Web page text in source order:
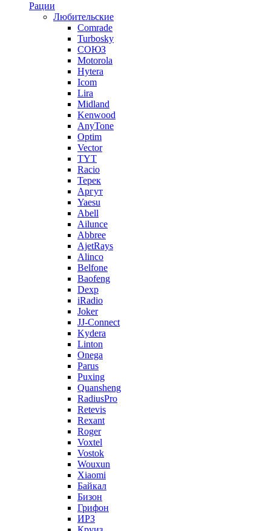
Рации
Любительские
Comrade
Turbosky
СОЮЗ
Motorola
Hytera
Icom
Lira
Midland
Kenwood
AnyTone
Optim
Vector
TYT
Racio
Терек
Аргут
Yaesu
Abell
Ailunce
Abbree
AjetRays
Alinco
Belfone
Baofeng
Dexp
iRadio
Joker
JJ-Connect
Kydera
Linton
Onega
Parus
Puxing
Quansheng
RadiusPro
Retevis
Rexant
Roger
Voxtel
Vostok
Wouxun
Xiaomi
Байкал
Бизон
Грифон
ИРЗ